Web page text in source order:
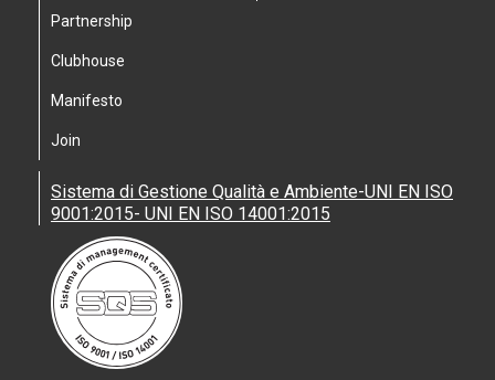
Partnership
Clubhouse
Manifesto
Join
Sistema di Gestione Qualità e Ambiente-UNI EN ISO
9001:2015- UNI EN ISO 14001:2015